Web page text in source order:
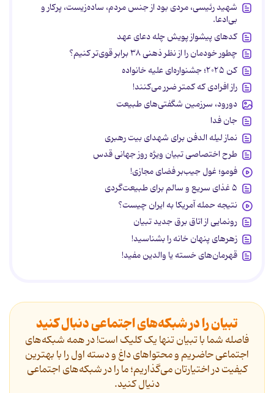
شهید رئیسی، مردی بود از جنس مردم، ساده‌زیست، پرکار و
بی‌ادعا.
کدهای پیشواز پویش چله دعای عهد
چطور خودمان را از نظر ذهنی ۳۸ برابر قوی‌تر کنیم؟
کن ۲۰۲۵؛ جشنواره‌ای علیه خانواده
راز افرادی که کمتر ضرر می‌کنند!
دورود، سرزمین شگفتی‌های طبیعت
جان فدا
نماز لیله الدفن برای شهدای بیت رهبری
طرح اختصاصی تبیان ویژه روز جهانی قدس
فومو؛ غول جیب‌بر فضای مجازی!
۵ غذای سریع و سالم برای طبیعت‌گردی
نتیجه حمله آمریکا به ایران چیست؟
رونمایی از اتاق برق جدید تبیان
زهرهای پنهان خانه را بشناسید!
قهرمان‌های خسته یا والدین مفید!
تبیان را در شبکه‌های اجتماعی دنبال کنید
فاصله شما با تبیان تنها یک کلیک است! در همه شبکه‌های
اجتماعی حاضریم و محتواهای داغ و دسته اول را با بهترین
کیفیت در اختیارتان می‌گذاریم؛ ما را در شبکه‌های اجتماعی
دنیال کنید.